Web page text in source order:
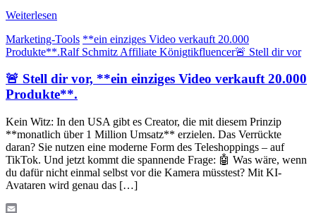
Weiterlesen
Marketing-Tools **ein einziges Video verkauft 20.000
Produkte**.Ralf Schmitz Affiliate Königtikfluencer🚨 Stell dir vor
🚨 Stell dir vor, **ein einziges Video verkauft 20.000
Produkte**.
Kein Witz: In den USA gibt es Creator, die mit diesem Prinzip
**monatlich über 1 Million Umsatz** erzielen. Das Verrückte
daran? Sie nutzen eine moderne Form des Teleshoppings – auf
TikTok. Und jetzt kommt die spannende Frage: 🤖 Was wäre, wenn
du dafür nicht einmal selbst vor die Kamera müsstest? Mit KI-
Avataren wird genau das […]